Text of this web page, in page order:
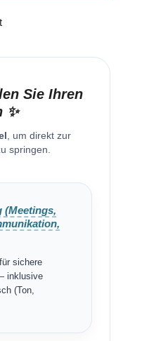
Sie Ihren
✨
, um direkt zur
springen.
(Meetings,
sichere
inklusive
(Ton,